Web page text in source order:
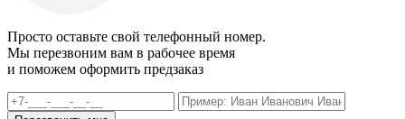
Просто оставьте свой телефонный номер.
Мы перезвоним вам в рабочее время
и поможем оформить предзаказ